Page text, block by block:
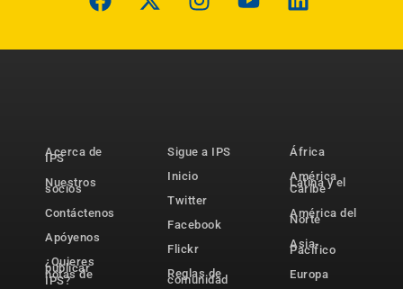
Acerca de
IPS
Nuestros
socios
Contáctenos
Apóyenos
¿Quieres
publicar
notas de
IPS?
Sigue a IPS
Inicio
Twitter
Facebook
Flickr
Reglas de
comunidad
África
América
Latina y el
Caribe
América del
Norte
Asia-
Pacífico
Europa